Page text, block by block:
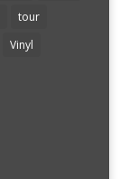
tour
Vinyl